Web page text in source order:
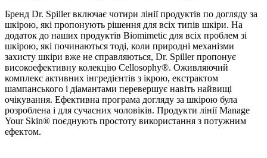
Бренд Dr. Spiller включає чотири лінії продуктів по догляду за
шкірою, які пропонують рішення для всіх типів шкіри. На
додаток до наших продуктів Biomimetic для всіх проблем зі
шкірою, які починаються тоді, коли природні механізми
захисту шкіри вже не справляються, Dr. Spiller пропонує
високоефективну колекцію Cellosophy®. Оживляючий
комплекс активних інгредієнтів з ікрою, екстрактом
шампанського і діамантами перевершує навіть найвищі
очікування. Ефективна програма догляду за шкірою була
розроблена і для сучасних чоловіків. Продукти лінії Manage
Your Skin® поєднують простоту використання з потужним
ефектом.